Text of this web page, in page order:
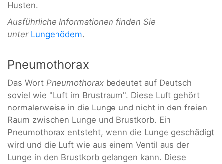
Husten.
Ausführliche Informationen finden Sie
unter Lungenödem.
Pneumothorax
Das Wort Pneumothorax bedeutet auf Deutsch
soviel wie "Luft im Brustraum". Diese Luft gehört
normalerweise in die Lunge und nicht in den freien
Raum zwischen Lunge und Brustkorb. Ein
Pneumothorax entsteht, wenn die Lunge geschädigt
wird und die Luft wie aus einem Ventil aus der
Lunge in den Brustkorb gelangen kann. Diese